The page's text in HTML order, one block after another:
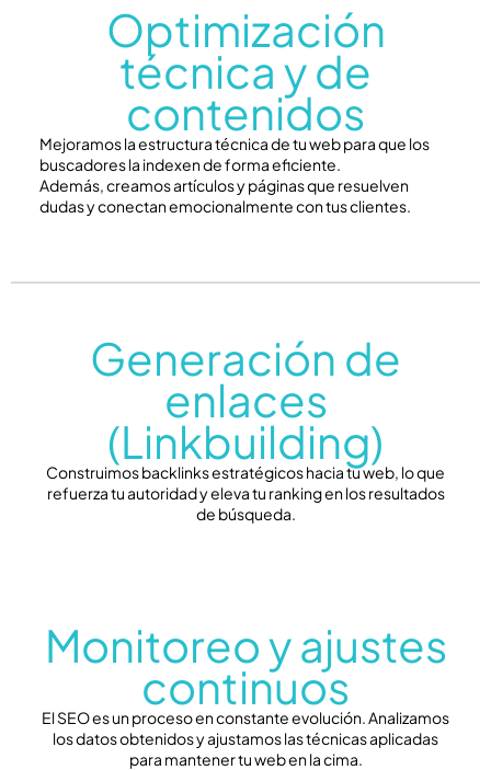
Optimización
técnica y de
contenidos
Mejoramos la estructura técnica de tu web para que los
buscadores la indexen de forma eficiente.
Además, creamos artículos y páginas que resuelven
dudas y conectan emocionalmente con tus clientes.
Generación de
enlaces
(Linkbuilding)
Construimos backlinks estratégicos hacia tu web, lo que
refuerza tu autoridad y eleva tu ranking en los resultados
de búsqueda.
Monitoreo y ajustes
continuos
El SEO es un proceso en constante evolución. Analizamos
los datos obtenidos y ajustamos las técnicas aplicadas
para mantener tu web en la cima.